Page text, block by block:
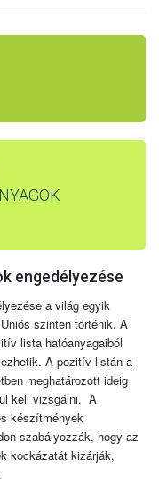
engedélyezése
a világ egyik
szinten történik. A
lista hatóanyagaiból
A pozitív listán a
meghatározott ideig
kell vizsgálni. A
készítmények
szabályozzák, hogy az
kockázatát kizárják,